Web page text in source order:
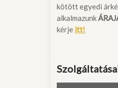
kötött egyedi
alkalmazunk
kérje itt!